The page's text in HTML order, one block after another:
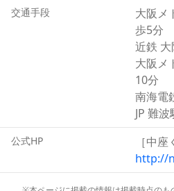
『蓼喰ふ虫（たでくうむし）』
人形浄瑠璃（じょうるり）の頭
（ゆらがめ）が、文楽人形浄瑠
かりの時に、アルバイトで制作
でいうファミレスの走りであり
スコット看板の元祖でもありま
族として大切にした山田六郎は
増産することも禁止したと言わ
スの優勝時に道頓堀に投げ込ま
まへんねん』と先手を打つなど
話題も提供してきました。くい
交通手段
大阪メ
歩5分
近鉄
大阪メ
10分
南海電
JP 難
公式HP
［中
http://